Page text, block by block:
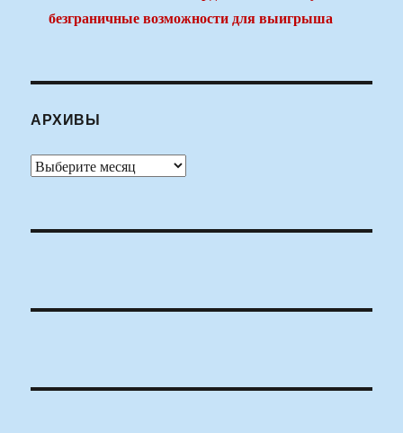
безграничные возможности для выигрыша
АРХИВЫ
Архивы